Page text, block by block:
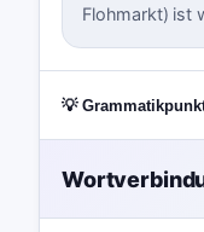
Flohmarkt) ist
💡